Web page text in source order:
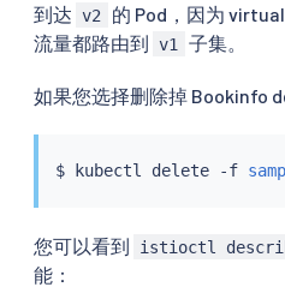
到达 v2
的 Pod，因为
流量都路由到 v1 子集。
如果您选择删除掉 Bookinfo
$ kubectl delete -f
您可以看到 istioctl
能：